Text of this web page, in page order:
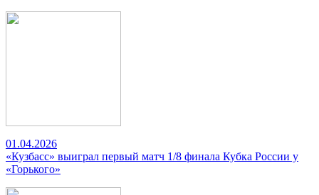
01.04.2026
«Кузбасс» выиграл первый матч 1/8 финала Кубка России у
«Горького»